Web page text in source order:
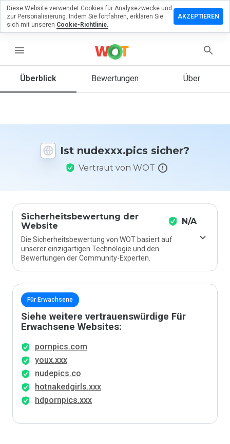
menu
Überblick Bewertungen Über
Ist nudexxx.pics sicher?
Vertraut von WOT
Sicherheitsbewertung der
Website
N/A
Die Sicherheitsbewertung von WOT basiert auf
unserer einzigartigen Technologie und den
Bewertungen der Community-Experten.
Für Erwachsene
Siehe weitere vertrauenswürdige Für
Erwachsene Websites:
pornpics.com
youx.xxx
nudepics.co
hotnakedgirls.xxx
hdpornpics.xxx
würden
Skala von
Diese Website verwendet Cookies für Analysezwecke und
zur Personalisierung. Indem Sie fortfahren, erklären Sie
sich mit unseren Cookie-Richtlinie.
AKZEPTIEREN